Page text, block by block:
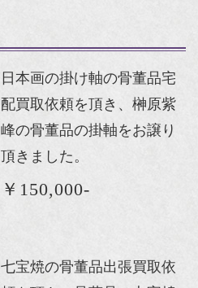
日本画の掛け軸の骨董品宅
配買取依頼を頂き、榊原紫
峰の骨董品の掛軸をお譲り
頂きました。
￥150,000-
七宝焼の骨董品出張買取依